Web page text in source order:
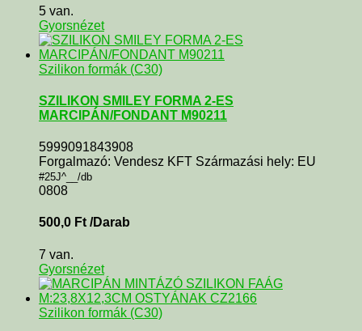
5 van.
Gyorsnézet
Szilikon formák (C30)
SZILIKON SMILEY FORMA 2-ES
MARCIPÁN/FONDANT M90211
5999091843908
Forgalmazó: Vendesz KFT Származási hely: EU
#25J^__/db
0808
500,0 Ft /Darab
7 van.
Gyorsnézet
Szilikon formák (C30)